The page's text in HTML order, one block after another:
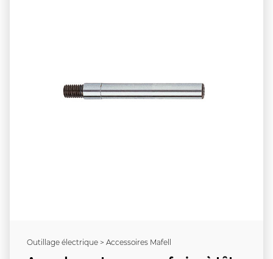
Outillage électrique > Accessoires Mafell